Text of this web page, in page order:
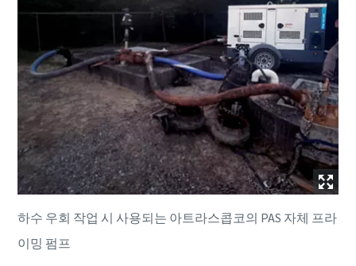
하수 우회 작업 시 사용되는 아트라스콥코의 PAS 자체 프라
이밍 펌프